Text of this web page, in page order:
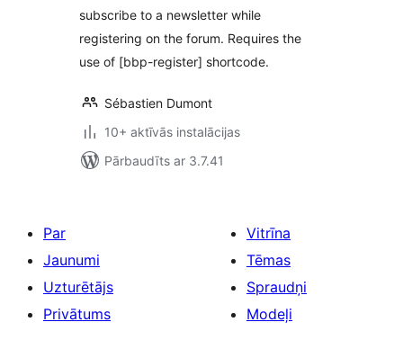
subscribe to a newsletter while
registering on the forum. Requires the
use of [bbp-register] shortcode.
Sébastien Dumont
10+ aktīvās instalācijas
Pārbaudīts ar 3.7.41
Par
Jaunumi
Uzturētājs
Privātums
Vitrīna
Tēmas
Spraudņi
Modeļi